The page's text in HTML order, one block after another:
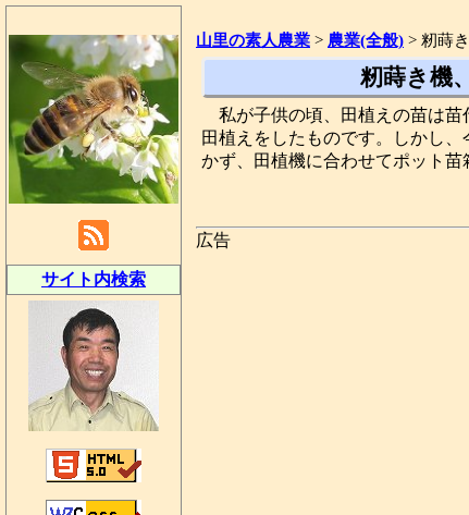
山里の素人農業 > 農業(全般) > 籾蒔
籾蒔き機
私が子供の頃、田植えの苗は
田植えをしたものです。しかし
かず、田植機に合わせてポット苗
広告
サイト内検索